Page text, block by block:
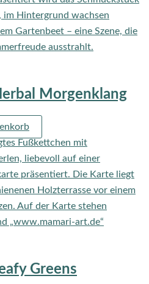
Morgenklang
Greens